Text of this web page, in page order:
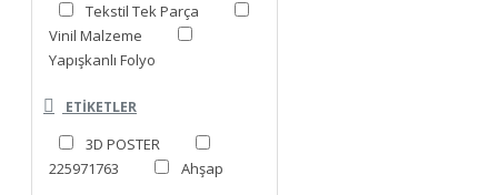
Tekstil Tek Parça
Vinil Malzeme
Yapışkanlı Folyo
ETIKETLER
3D POSTER
225971763
Ahşap